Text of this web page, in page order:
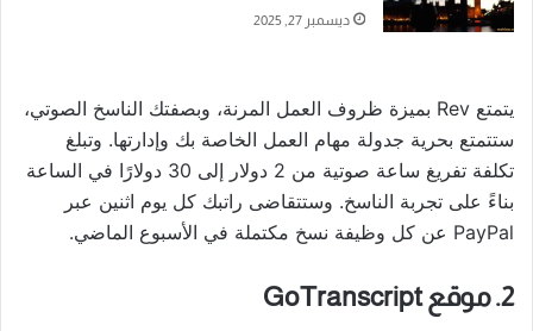
ديسمبر 27, 2025
يتمتع Rev بميزة ظروف العمل المرنة، وبصفتك الناسخ الصوتي،
ستتمتع بحرية جدولة مهام العمل الخاصة بك وإدارتها. وتبلغ
تكلفة تفريغ ساعة صوتية من 2 دولار إلى 30 دولارًا في الساعة
بناءً على تجربة الناسخ. وستتقاضى راتبك كل يوم اثنين عبر
PayPal عن كل وظيفة نسخ مكتملة في الأسبوع الماضي.
2. موقع GoTranscript